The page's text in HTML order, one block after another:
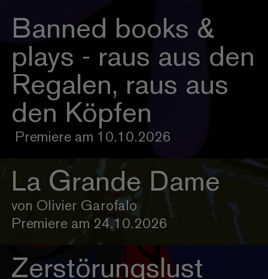
Banned books &
plays - raus aus den
Regalen, raus aus
den Köpfen
Premiere am 10.10.2026
La Grande Dame
von Olivier Garofalo
Premiere am 24.10.2026
Zerstörungslust